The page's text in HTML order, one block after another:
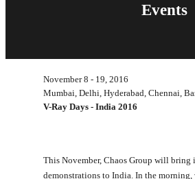
Events
November 8 - 19, 2016
Mumbai, Delhi, Hyderabad, Chennai,
V-Ray Days - India 2016
This November, Chaos Group will bring
demonstrations to India. In the morning,